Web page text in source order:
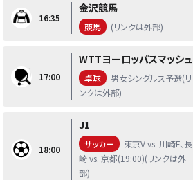
16:35
金沢競馬
競馬 (リンクは外部)
17:00
WTTヨーロッパスマッシュ
卓球
男女シングルス予選(リ
ンクは外部)
18:00
J1
サッカー
東京V vs. 川崎F、長
崎 vs. 京都(19:00)(リンクは外
部)